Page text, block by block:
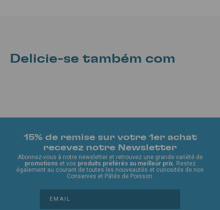
Delicie-se também com
15% de remise sur votre 1er achat
recevez notre Newsletter
Abonnez-vous à notre newsletter et retrouvez une grande variété de
promotions et vos produits préférés au meilleur prix. Restez
également au courant de toutes les nouveautés et curiosités de nos
Conserves et Pâtés de Poisson.